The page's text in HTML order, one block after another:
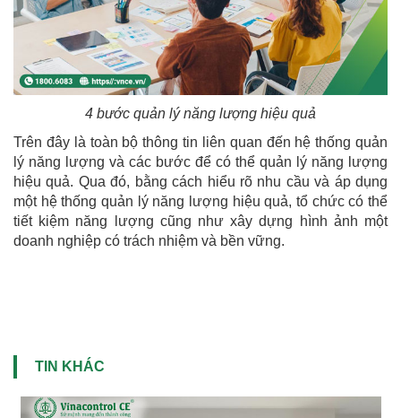
4 bước quản lý năng lượng hiệu quả
Trên đây là toàn bộ thông tin liên quan đến hệ thống quản
lý năng lượng và các bước để có thể quản lý năng lượng
hiệu quả. Qua đó, bằng cách hiểu rõ nhu cầu và áp dụng
một hệ thống quản lý năng lượng hiệu quả, tổ chức có thể
tiết kiệm năng lượng cũng như xây dựng hình ảnh một
doanh nghiệp có trách nhiệm và bền vững.
TIN KHÁC